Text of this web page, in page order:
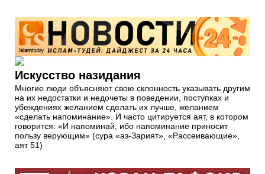
Искусство назидания
Многие люди объясняют свою склонность указывать другим
на их недостатки и недочеты в поведении, поступках и
убеждениях желанием сделать их лучше, желанием
«сделать напоминание». И часто цитируется аят, в котором
говорится: «И напоминай, ибо напоминание приносит
пользу верующим» (сура «аз-Зарият», «Рассеивающие»,
аят 51)